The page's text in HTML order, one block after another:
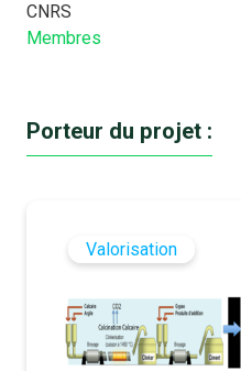
CNRS
Membres
Porteur du projet :
Valorisation